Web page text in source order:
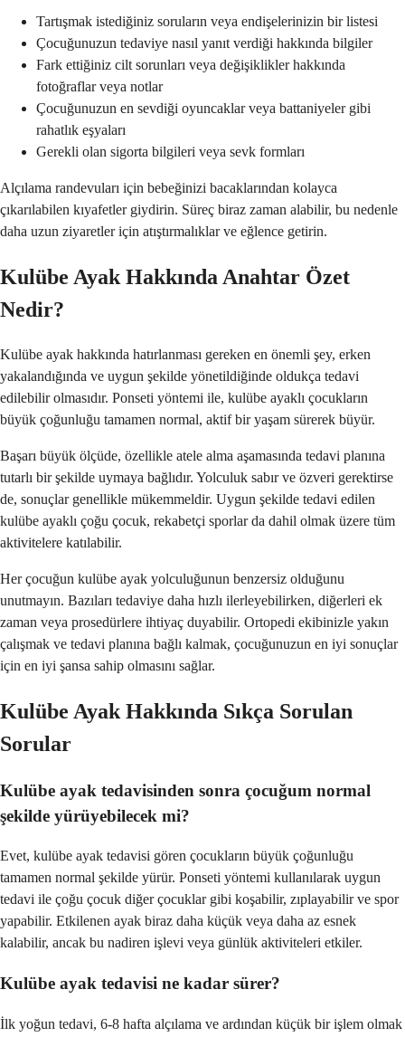
Tartışmak istediğiniz soruların veya endişelerinizin bir listesi
Çocuğunuzun tedaviye nasıl yanıt verdiği hakkında bilgiler
Fark ettiğiniz cilt sorunları veya değişiklikler hakkında
fotoğraflar veya notlar
Çocuğunuzun en sevdiği oyuncaklar veya battaniyeler gibi
rahatlık eşyaları
Gerekli olan sigorta bilgileri veya sevk formları
Alçılama randevuları için bebeğinizi bacaklarından kolayca
çıkarılabilen kıyafetler giydirin. Süreç biraz zaman alabilir, bu nedenle
daha uzun ziyaretler için atıştırmalıklar ve eğlence getirin.
Kulübe Ayak Hakkında Anahtar Özet
Nedir?
Kulübe ayak hakkında hatırlanması gereken en önemli şey, erken
yakalandığında ve uygun şekilde yönetildiğinde oldukça tedavi
edilebilir olmasıdır. Ponseti yöntemi ile, kulübe ayaklı çocukların
büyük çoğunluğu tamamen normal, aktif bir yaşam sürerek büyür.
Başarı büyük ölçüde, özellikle atele alma aşamasında tedavi planına
tutarlı bir şekilde uymaya bağlıdır. Yolculuk sabır ve özveri gerektirse
de, sonuçlar genellikle mükemmeldir. Uygun şekilde tedavi edilen
kulübe ayaklı çoğu çocuk, rekabetçi sporlar da dahil olmak üzere tüm
aktivitelere katılabilir.
Her çocuğun kulübe ayak yolculuğunun benzersiz olduğunu
unutmayın. Bazıları tedaviye daha hızlı ilerleyebilirken, diğerleri ek
zaman veya prosedürlere ihtiyaç duyabilir. Ortopedi ekibinizle yakın
çalışmak ve tedavi planına bağlı kalmak, çocuğunuzun en iyi sonuçlar
için en iyi şansa sahip olmasını sağlar.
Kulübe Ayak Hakkında Sıkça Sorulan
Sorular
Kulübe ayak tedavisinden sonra çocuğum normal
şekilde yürüyebilecek mi?
Evet, kulübe ayak tedavisi gören çocukların büyük çoğunluğu
tamamen normal şekilde yürür. Ponseti yöntemi kullanılarak uygun
tedavi ile çoğu çocuk diğer çocuklar gibi koşabilir, zıplayabilir ve spor
yapabilir. Etkilenen ayak biraz daha küçük veya daha az esnek
kalabilir, ancak bu nadiren işlevi veya günlük aktiviteleri etkiler.
Kulübe ayak tedavisi ne kadar sürer?
İlk yoğun tedavi, 6-8 hafta alçılama ve ardından küçük bir işlem olmak